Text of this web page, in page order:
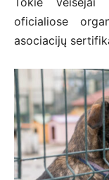
oficialiose
asociacijų